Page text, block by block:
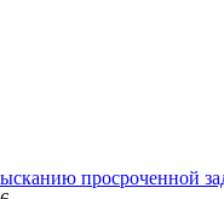
просроченной